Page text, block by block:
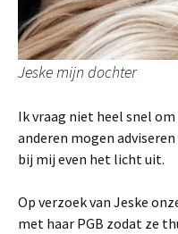
Jeske mijn dochter
Ik vraag niet heel snel
anderen mogen
bij mij even het licht uit.
Op verzoek van Jeske
met haar PGB zodat ze